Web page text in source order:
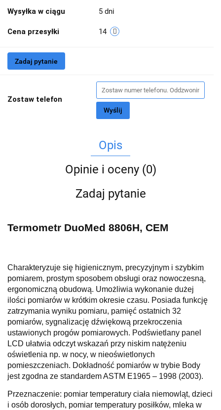
Wysyłka w ciągu 5 dni
Cena przesyłki 14
Zadaj pytanie
Zostaw telefon
Wyślij
Opis
Opinie i oceny (0)
Zadaj pytanie
Termometr DuoMed 8806H, CEM
Charakteryzuje się higienicznym, precyzyjnym i szybkim
pomiarem, prostym sposobem obsługi oraz nowoczesną,
ergonomiczną obudową. Umożliwia wykonanie dużej
ilości pomiarów w krótkim okresie czasu. Posiada funkcję
zatrzymania wyniku pomiaru, pamięć ostatnich 32
pomiarów, sygnalizację dźwiękową przekroczenia
ustawionych progów pomiarowych. Podświetlany panel
LCD ułatwia odczyt wskazań przy niskim natężeniu
oświetlenia np. w nocy, w nieoświetlonych
pomieszczeniach. Dokładność pomiarów w trybie Body
jest zgodna ze standardem ASTM E1965 – 1998 (2003).
Przeznaczenie: pomiar temperatury ciała niemowląt, dzieci
i osób dorosłych, pomiar temperatury posiłków, mleka w